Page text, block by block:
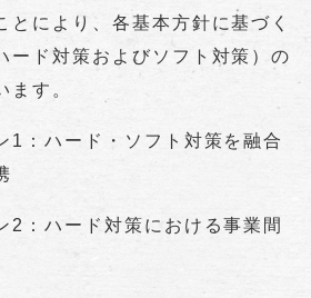
とにより、各基本方針に基づく
ード対策およびソフト対策）の
ます。
：ハード・ソフト対策を融合
：ハード対策における事業間